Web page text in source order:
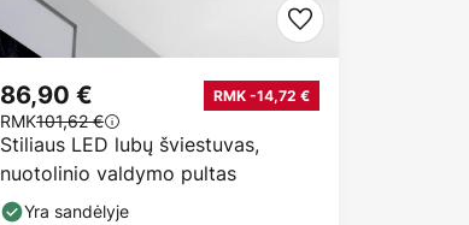
Stiliaus LED lubų šviestuvas,
nuotolinio valdymo pultas
86,90 € RMK -14,72 €
RMK101,62 €
Yra sandėlyje